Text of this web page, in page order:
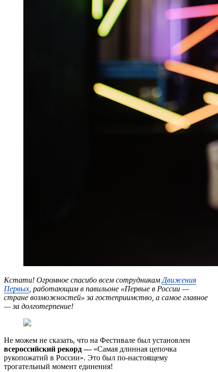
Кстати! Огромное спасибо всем сотрудникам Движения
Первых , работающим в павильоне «Первые в России —
стране возможностей» за гостеприимство, а самое главное
— за долготерпение!
Не можем не сказать, что на Фестивале был установлен
всероссийский рекорд — «Самая длинная цепочка
рукопожатий в России». Это был по-настоящему
трогательный момент единения!